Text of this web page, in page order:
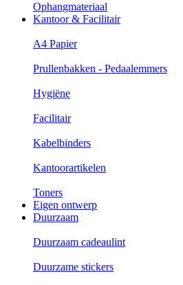
Ophangmateriaal
Kantoor & Facilitair
A4 Papier
Prullenbakken - Pedaalemmers
Hygiëne
Facilitair
Kabelbinders
Kantoorartikelen
Toners
Eigen ontwerp
Duurzaam
Duurzaam cadeaulint
Duurzame stickers